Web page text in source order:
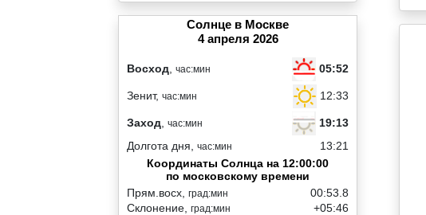
Солнце в Москве
4 апреля 2026
Восход час:мин 05:52
Зенит, час:мин 12:33
Заход час:мин
19:13
Долгота дня, час:мин
13:21
Координаты Солнца на 12:00:00
по московскому времени
Прям.восх, град:мин
Склонение, град:мин
00:53.8
+05:46